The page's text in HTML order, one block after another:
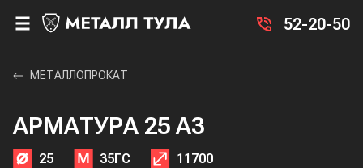
52-20-50
МЕТАЛЛОПРОКАТ
АРМАТУРА 25 А3
25 35ГС 11700